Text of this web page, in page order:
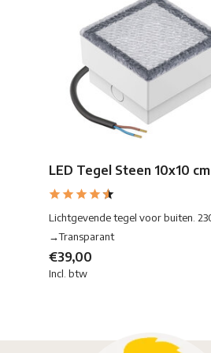
LED Tegel Steen 10x10 cm
Lichtgevende tegel voor buiten.
→Transparant
€39,00
Incl. btw